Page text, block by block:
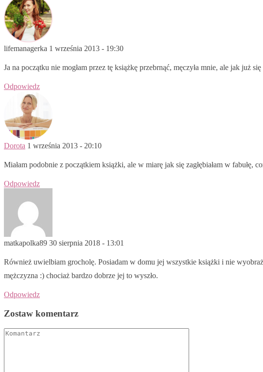
lifemanagerka 1 września 2013 - 19:30
Ja na początku nie mogłam przez tę książkę przebrnąć, męczyła mnie, ale jak już
Odpowiedz
Dorota 1 września 2013 - 20:10
Miałam podobnie z początkiem książki, ale w miarę jak się zagłębiałam w fabułę,
Odpowiedz
matkapolka89 30 sierpnia 2018 - 13:01
Również uwielbiam grocholę. Posiadam w domu jej wszystkie książki i nie
mężczyzna :) chociaż bardzo dobrze jej to wyszło.
Odpowiedz
Zostaw komentarz